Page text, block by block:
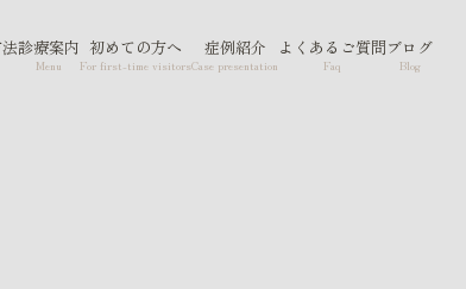
診療案内
Menu
初めての方へ
For first-time visitors
症例紹介
Case presentation
よくあるご質問
Faq
ブログ
Blog